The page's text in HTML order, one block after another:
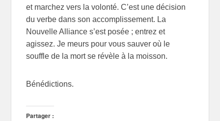
et marchez vers la volonté. C’est une décision
du verbe dans son accomplissement. La
Nouvelle Alliance s’est posée ; entrez et
agissez. Je meurs pour vous sauver où le
souffle de la mort se révèle à la moisson.
Bénédictions.
Partager :